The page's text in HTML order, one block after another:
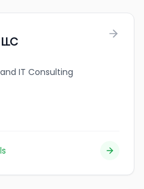
IT Consulting